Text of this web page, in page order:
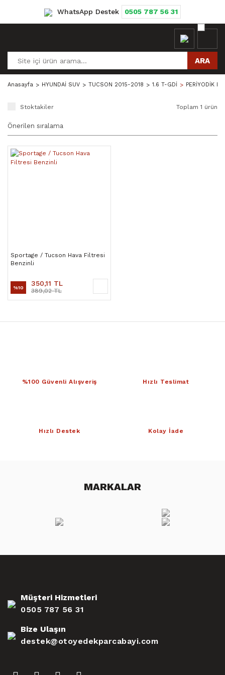
WhatsApp Destek 0505 787 56 31
ARA
Anasayfa HYUNDAİ SUV TUCSON 2015-2018 1.6 T-GDİ PERİYODİK
Stoktakiler Toplam 1 ürün
Sportage / Tucson Hava Filtresi
Benzinli
%10 350,11 TL
389,02 TL
%100 Güvenli Alışveriş Hızlı Teslimat
Hızlı Destek Kolay İade
MARKALAR
Müşteri Hizmetleri
0505 787 56 31
Bize Ulaşın
destek@otoyedekparcabayi.com